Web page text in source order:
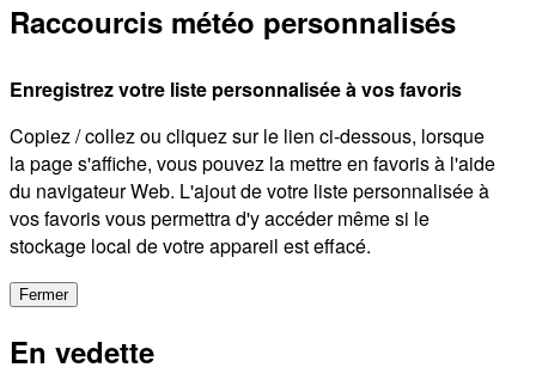
Raccourcis météo personnalisés
Enregistrez votre liste personnalisée à vos favoris
Copiez / collez ou cliquez sur le lien ci-dessous, lorsque
la page s'affiche, vous pouvez la mettre en favoris à l'aide
du navigateur Web. L'ajout de votre liste personnalisée à
vos favoris vous permettra d'y accéder même si le
stockage local de votre appareil est effacé.
Fermer
En vedette